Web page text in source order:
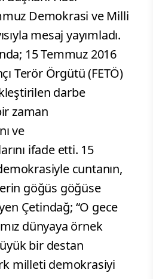
Demokrasi ve Milli
mesaj yayımladı.
15 Temmuz 2016
Terör Örgütü (FETÖ)
darbe
zaman
ve
ifade etti. 15
cuntanın,
göğüs göğüse
Çetindağ; “O gece
dünyaya örnek
bir destan
milleti demokrasiyi